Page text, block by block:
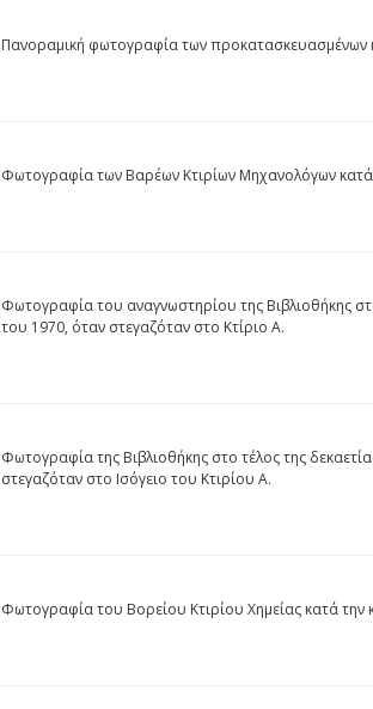
Πανοραμική φωτογραφία των προκατασκευασμένων
Φωτογραφία των Βαρέων Κτιρίων Μηχανολόγων
Φωτογραφία του αναγνωστηρίου της Βιβλιοθήκης
του 1970, όταν στεγαζόταν στο Κτίριο Α.
Φωτογραφία της Βιβλιοθήκης στο τέλος της
στεγαζόταν στο Ισόγειο του Κτιρίου Α.
Φωτογραφία του Βορείου Κτιρίου Χημείας κατά την